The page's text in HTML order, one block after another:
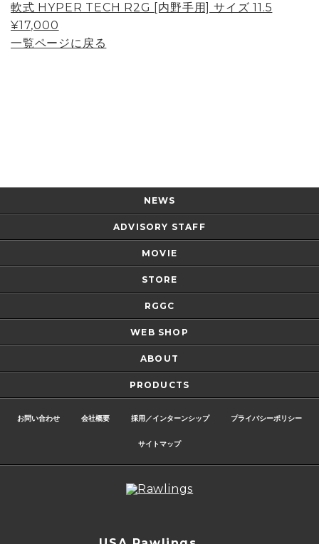
軟式 HYPER TECH R2G [内野手用] サイズ 11.5
¥17,000
一覧ページに戻る
NEWS
ADVISORY STAFF
MOVIE
STORE
RGGC
WEB SHOP
ABOUT
PRODUCTS
お問い合わせ 会社概要 採用／インターンシップ プライバシーポリシー
サイトマップ